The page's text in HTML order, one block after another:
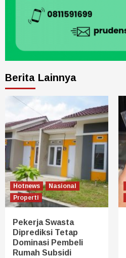
Berita Lainnya
Hotnews
Nasional
Properti
Pekerja Swasta
Diprediksi Tetap
Dominasi Pembeli
Rumah Subsidi